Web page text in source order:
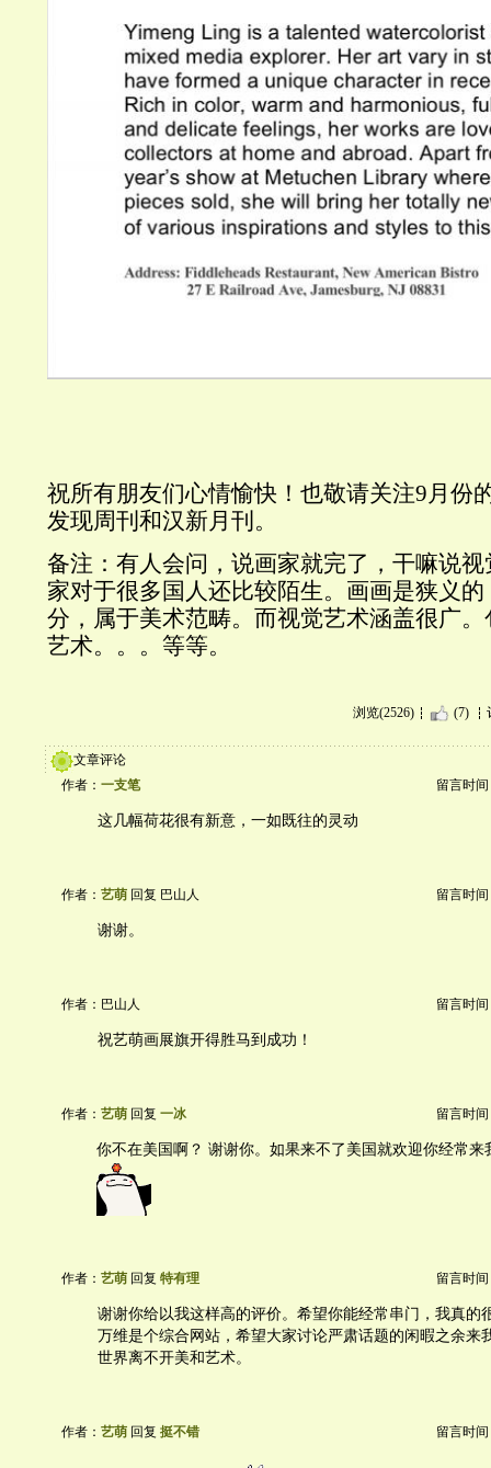
祝所有朋友们心情愉快！也敬请关注9月份
发现周刊和汉新月刊。
备注：有人会问，说画家就完了，干嘛说
家对于很多国人还比较陌生。画画是狭义
分，属于美术范畴。而视觉艺术涵盖很广
艺术。。。等等。
浏览(2526) (7)
文章评论
作者： 一支笔 留言时间
这几幅荷花很有新意，一如既往的灵动
作者： 艺萌 回复 巴山人 留言时间
谢谢。
作者：巴山人 留言时间
祝艺萌画展旗开得胜马到成功！
作者： 艺萌 回复 一冰 留言时间
你不在美国啊？ 谢谢你。如果来不了美国就欢迎你经常来
作者： 艺萌 回复 特有理 留言时间
谢谢你给以我这样高的评价。希望你能经常串门，我真的
万维是个综合网站，希望大家讨论严肃话题的闲暇之余来
世界离不开美和艺术。
作者： 艺萌 回复 挺不错 留言时间